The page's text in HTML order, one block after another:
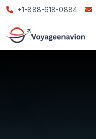
+1-888-618-0884